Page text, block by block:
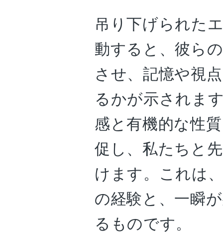
吊り下げられた
動すると、彼ら
させ、記憶や視
るかが示されま
感と有機的な性
促し、私たちと
けます。これは
の経験と、一瞬
るものです。